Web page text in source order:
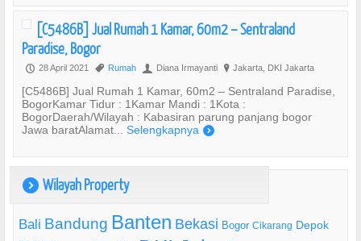
[C5486B] Jual Rumah 1 Kamar, 60m2 – Sentraland
Paradise, Bogor
P 28 April 2021 , Rumah U Diana Irmayanti ? Jakarta, DKI Jakarta
[C5486B] Jual Rumah 1 Kamar, 60m2 – Sentraland Paradise,
BogorKamar Tidur : 1Kamar Mandi : 1Kota :
BogorDaerah/Wilayah : Kabasiran parung panjang bogor
Jawa baratAlamat... Selengkapnya )
) Wilayah Property
Bali Bandung Banten Bekasi Bogor Cikarang Depok